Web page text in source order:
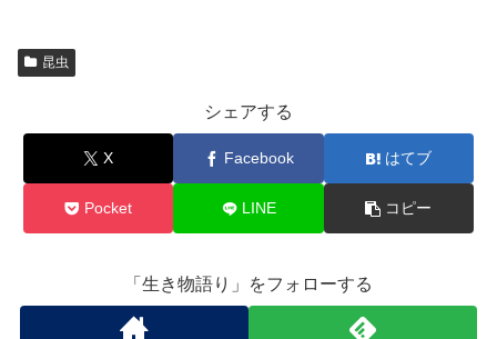
昆虫
シェアする
X Facebook はてブ
Pocket LINE コピー
「生き物語り」をフォローする